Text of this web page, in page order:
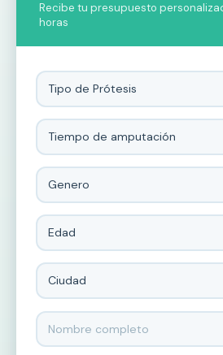
Recibe tu presupuesto
horas